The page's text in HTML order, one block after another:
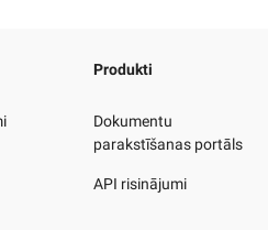
Produkti
Dokumentu
parakstīšanas portāls
API risinājumi